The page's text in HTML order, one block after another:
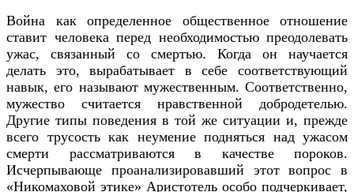
Война как определенное общественное отношение
ставит человека перед необходимостью преодолевать
ужас, связанный со смертью. Когда он научается
делать это, вырабатывает в себе соответствующий
навык, его называют мужественным. Соответственно,
мужество считается нравственной добродетелью.
Другие типы поведения в той же ситуации и, прежде
всего трусость как неумение подняться над ужасом
смерти рассматриваются в качестве пороков.
Исчерпывающе проанализировавший этот вопрос в
«Никомаховой этике» Аристотель особо подчеркивает,